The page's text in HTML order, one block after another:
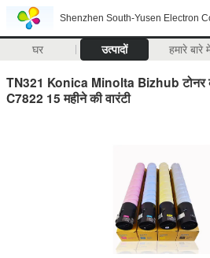
Shenzhen South-Yusen Electron
घर उत्पादों हमारे बारे
TN321 Konica Minolta Bizhub टोनर
C7822 15 महीने की वारंटी